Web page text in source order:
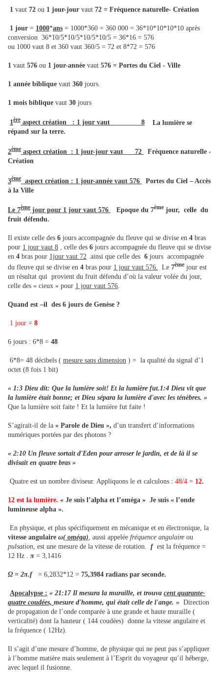
1 vaut 72 ou 1 jour-jour vaut 72 = Fréquence naturelle- Création
1 jour = 1000*ans = 1000*360 = 360 000 = 36*10*10*10*10 après
conversion 36*10/5*10/5*10/5*10/5 = 36*16 = 576
ou 1000 vaut 8 et 360 vaut 360/5 = 72 et 8*72 = 576
1 vaut 576 ou 1 jour-année vaut 576 = Portes du Ciel - Ville
1 année biblique vaut 360 jours.
1 mois biblique vaut 30 jours
1ère aspect création : 1 jour vaut 8
La lumière se
répand sur la terre.
2ème aspect création : 1 jour-jour vaut 72
Fréquence naturelle -
Création
3ème aspect création : 1 jour-année vaut 576
Portes du Ciel – Accès
à la Ville
Le 7ème jour pour 1 jour vaut 576 Epoque du 7ème jour, celle du
fruit défendu.
Il existe celle des 6 jours accompagnée du fleuve qui se divise en 4 bras
pour 1 jour vaut 8 , celle des 6 jours accompagnée du fleuve qui se divise
en 4 bras pour 1jour vaut 72 ainsi que celle des 6 jours accompagnée
du fleuve qui se divise en 4 bras pour 1 jour vaut 576. Le 7ème jour est
un résultat qui provient du fruit défendu d’où la valeur volée du jour,
celle des « cieux » pour 1 jour vaut 576.
Quand est –il des 6 jours de Genèse ?
1 jour = 8
6 jours : 6*8 = 48
6*8= 48 décibels ( mesure sans dimension ) = la qualité du signal d’1
octet (8 fois 1 bit)
« 1:3 Dieu dit: Que la lumière soit! Et la lumière fut.1:4 Dieu vit que
la lumière était bonne; et Dieu sépara la lumière d'avec les ténèbres. »
Que la lumière soit faite ! Et la lumière fut faite !
S’agirait-il de la « Parole de Dieu », d’un transfert d’informations
numériques portées par des photons ?
« 2:10 Un fleuve sortait d'Eden pour arroser le jardin, et de là il se
divisait en quatre bras »
Quatre est un nombre diviseur. Appliquons le et calculons : 48/4 = 12.
12 est la lumière. « Je suis l’alpha et l’oméga » Je suis « l’onde
lumineuse alpha ».
En physique, et plus spécifiquement en mécanique et en électronique, la
vitesse angulaire ω( oméga), aussi appelée fréquence angulaire ou
pulsation, est une mesure de la vitesse de rotation. fest la fréquence =
12 Hz . π = 3,1416
Ω = 2π.f= 6,2832*12 = 75,3984 radians par seconde.
Apocalypse : « 21:17 Il mesura la muraille, et trouva cent quarante-
quatre coudées, mesure d'homme, qui était celle de l'ange. » Direction
de propagation de l’onde comparée à une grande et haute muraille (
verticalité) dont la hauteur ( 144 coudées) donne la vitesse angulaire et
la fréquence ( 12Hz).
Il s’agit d’une mesure d’homme, de physique qui ne peut pas s’appliquer
à l’homme matière mais seulement à l’Esprit du voyageur qu’il héberge,
avec lequel il fusionne.